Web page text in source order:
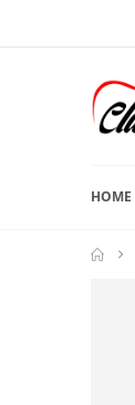
HOME